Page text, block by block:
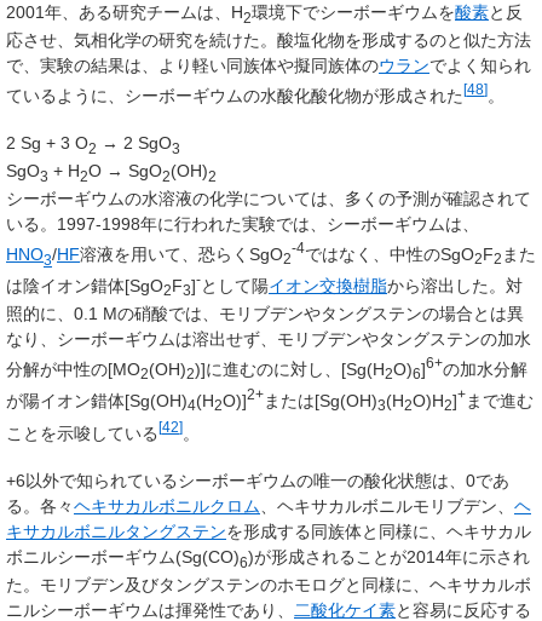
2001年、ある研究チームは、H2環境下でシーボーギウムを酸素と反
応させ、気相化学の研究を続けた。酸塩化物を形成するのと似た方法
で、実験の結果は、より軽い同族体や擬同族体のウランでよく知られ
ているように、シーボーギウムの水酸化酸化物が形成された [48] 。
2 Sg + 3 O2 → 2 SgO3
SgO3 + H2O → SgO2(OH)2
シーボーギウムの水溶液の化学については、多くの予測が確認されて
いる。1997-1998年に行われた実験では、シーボーギウムは、
HNO3/HF溶液を用いて、恐らくSgO2
-4ではなく、中性のSgO2F2 また
は陰イオン錯体[SgO2F3]-として陽イオン交換樹脂から溶出した。対
照的に、0.1 Mの硝酸では、モリブデンやタングステンの場合とは異
なり、シーボーギウムは溶出せず、モリブデンやタングステンの加水
分解が中性の[MO2(OH)2)]に進むのに対し、[Sg(H2O)6]6+の加水分解
が陽イオン錯体[Sg(OH)4(H2O)]2+ または[Sg(OH)3(H2O)H2]+ まで進む
ことを示唆している[42]。
+6以外で知られているシーボーギウムの唯一の酸化状態は、0であ
る。各々ヘキサカルボニルクロム 、ヘキサカルボニルモリブデン、 ヘ
キサカルボニルタングステンを形成する同族体と同様に、ヘキサカル
ボニルシーボーギウム(Sg(CO)6)が形成されることが2014年に示され
た。モリブデン及びタングステンのホモログと同様に、ヘキサカルボ
ニルシーボーギウムは揮発性であり、
二酸化ケイ素と容易に反応する